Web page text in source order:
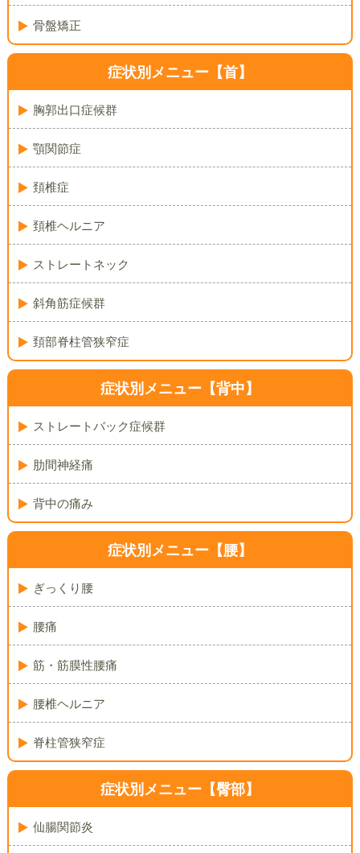
骨盤矯正
症状別メニュー【首】
胸郭出口症候群
顎関節症
頚椎症
頚椎ヘルニア
ストレートネック
斜角筋症候群
頚部脊柱管狭窄症
症状別メニュー【背中】
ストレートバック症候群
肋間神経痛
背中の痛み
症状別メニュー【腰】
ぎっくり腰
腰痛
筋・筋膜性腰痛
腰椎ヘルニア
脊柱管狭窄症
症状別メニュー【臀部】
仙腸関節炎